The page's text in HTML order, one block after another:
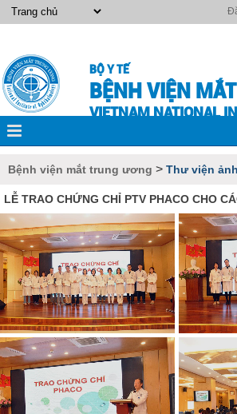
BỘ Y TẾ
BỆNH VIỆN
VIETNAM NATIONAL
Bệnh viện mắt trung ương > Thư viện ảnh
LỄ TRAO CHỨNG CHỈ PTV PHACO CHO